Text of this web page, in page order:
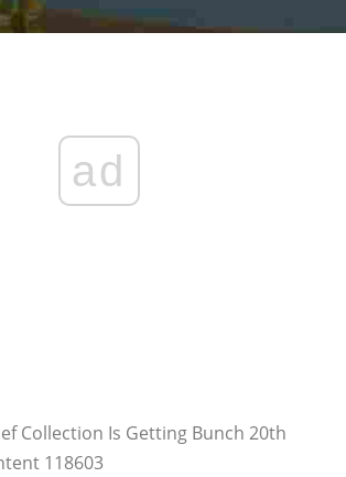
ad
Collection Is Getting Bunch 20th
118603